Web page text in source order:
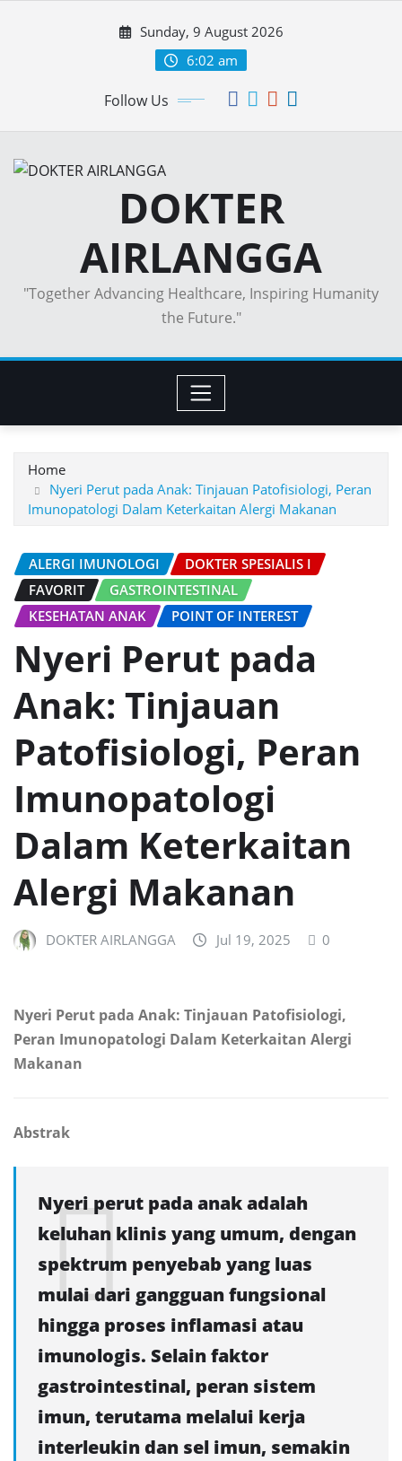
Sunday, 9 August 2026
6:02 am
Follow Us
DOKTER
AIRLANGGA
"Together Advancing Healthcare, Inspiring Humanity
the Future."
Home
Nyeri Perut pada Anak: Tinjauan Patofisiologi, Peran
Imunopatologi Dalam Keterkaitan Alergi Makanan
ALERGI IMUNOLOGI
DOKTER SPESIALIS I
FAVORIT
GASTROINTESTINAL
KESEHATAN ANAK
POINT OF INTEREST
Nyeri Perut pada
Anak: Tinjauan
Patofisiologi, Peran
Imunopatologi
Dalam Keterkaitan
Alergi Makanan
DOKTER AIRLANGGA Jul 19, 2025 0
Nyeri Perut pada Anak: Tinjauan Patofisiologi,
Peran Imunopatologi Dalam Keterkaitan Alergi
Makanan
Abstrak
Nyeri perut pada anak adalah
keluhan klinis yang umum, dengan
spektrum penyebab yang luas
mulai dari gangguan fungsional
hingga proses inflamasi atau
imunologis. Selain faktor
gastrointestinal, peran sistem
imun, terutama melalui kerja
interleukin dan sel imun, semakin